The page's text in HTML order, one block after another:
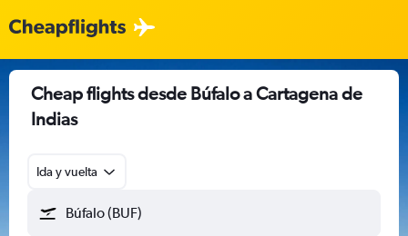
Cheap flights desde Búfalo a Cartagena de
Indias
Ida y vuelta
Búfalo (BUF)